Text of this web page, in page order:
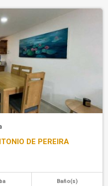
DE PEREIRA
Baño(s)